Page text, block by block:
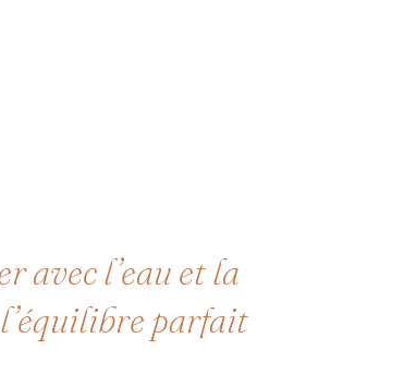
avec l’eau et la
parfait